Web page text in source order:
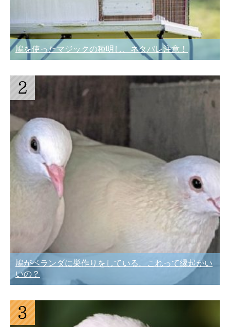
鳩を使ったマジックの種明し、ネタバレ注意！
鳩がベランダに巣作りをしている。これって縁起がい
いの？